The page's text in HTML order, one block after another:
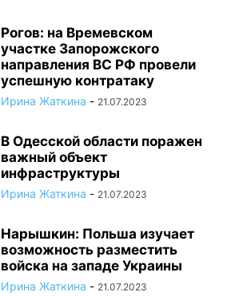
Рогов: на Времевском
участке Запорожского
направления ВС РФ провели
успешную контратаку
Ирина Жаткина - 21.07.2023
В Одесской области поражен
важный объект
инфраструктуры
Ирина Жаткина - 21.07.2023
Нарышкин: Польша изучает
возможность разместить
войска на западе Украины
Ирина Жаткина - 21.07.2023